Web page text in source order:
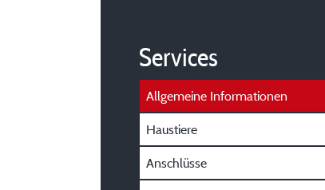
Services
Allgemeine Informationen
Haustiere
Anschlüsse